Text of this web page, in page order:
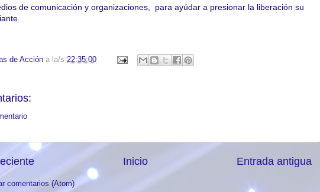
de comunicación y organizaciones, para ayúdar a presionar la liberación su
de Acción a la/s 22:35:00
Entrada antigua
Inicio
comentarios (Atom)